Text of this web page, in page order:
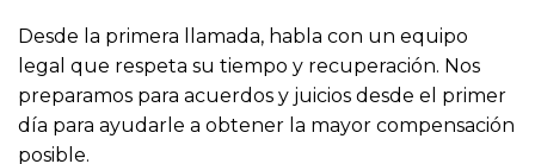
Desde la primera llamada, habla con un equipo
legal que respeta su tiempo y recuperación. Nos
preparamos para acuerdos y juicios desde el primer
día para ayudarle a obtener la mayor compensación
posible.